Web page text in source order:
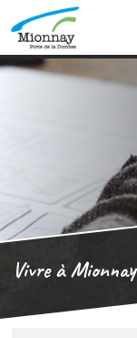
Vivre à Mionnay